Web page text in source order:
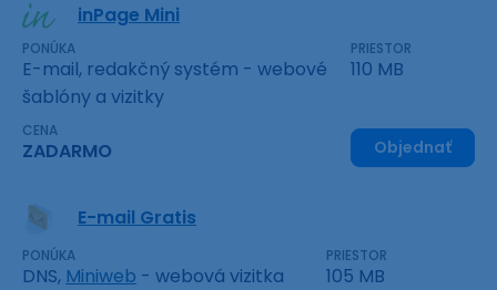
inPage Mini
PONÚKA
E-mail, redakčný systém - webové
šablóny a vizitky
PRIESTOR
110 MB
CENA
ZADARMO Objednať
E-mail Gratis
PONÚKA
DNS, Miniweb - webová vizitka
PRIESTOR
105 MB